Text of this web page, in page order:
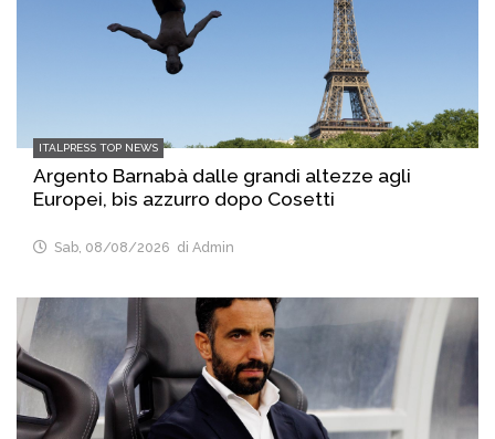
ITALPRESS TOP NEWS
Argento Barnabà dalle grandi altezze agli
Europei, bis azzurro dopo Cosetti
Sab, 08/08/2026 di Admin